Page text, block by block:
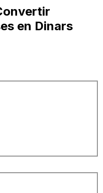
en Dinars